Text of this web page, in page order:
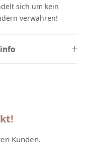
sich um kein
verwahren!
Kunden.